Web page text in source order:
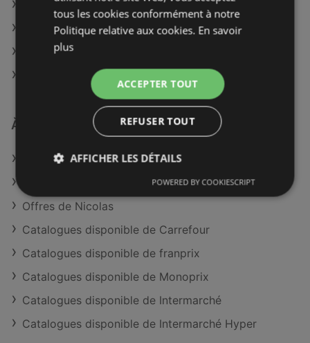
Maximarché à Autun
Maximarché à Beaune
Maximarché à Montbéliard
Maximarché à Troyes
À découvrir aussi
Offres de Maximarché
Offres de Supermarché MATCH
Offres de Nicolas
Catalogues disponible de Carrefour
Catalogues disponible de franprix
Catalogues disponible de Monoprix
Catalogues disponible de Intermarché
Catalogues disponible de Intermarché Hyper
tous les cookies conformément à notre
Politique relative aux cookies. En savoir
plus
ACCEPTER TOUT
REFUSER TOUT
AFFICHER LES DÉTAILS
POWERED BY COOKIESCRIPT